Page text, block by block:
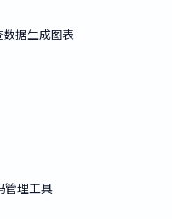
据生成图表
管理工具